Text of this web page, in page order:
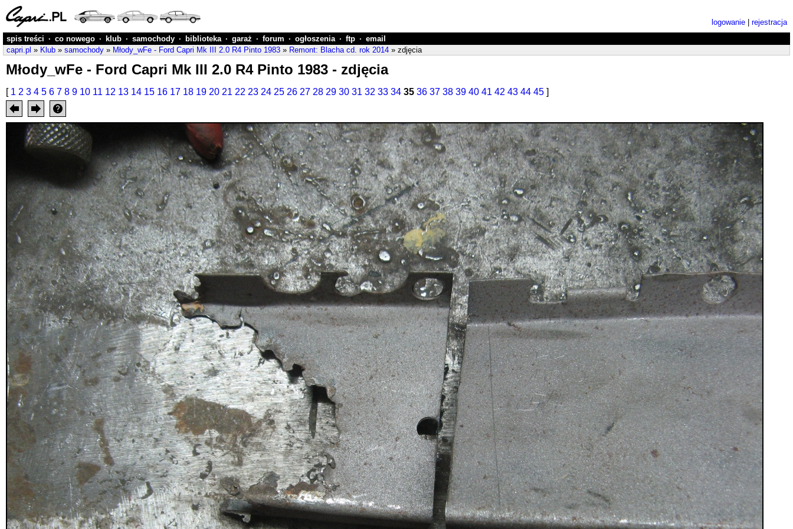
logowanie
rejestracja
spis treści · co nowego · klub · samochody · biblioteka · garaż · forum · ogłoszenia · ftp · email
capri.pl » Klub » samochody » Młody_wFe - Ford Capri Mk III 2.0 R4 Pinto 1983 » Remont: Blacha cd. rok 2014 » zdjęcia
Młody_wFe - Ford Capri Mk III 2.0 R4 Pinto 1983 - zdjęcia
[ 1 2 3 4 5 6 7 8 9 10 11 12 13 14 15 16 17 18 19 20 21 22 23 24 25 26 27 28 29 30 31 32 33 34 35 36 37 38 39 40 41 42 43 44 45 ]